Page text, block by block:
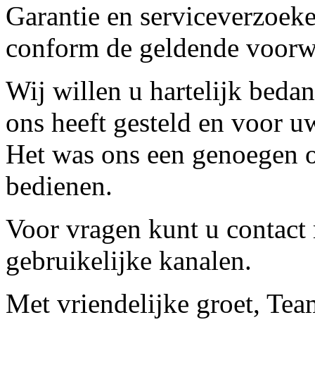
Garantie en
conform de geldende
Wij willen u hartelijk
ons heeft gesteld en voor
Het was ons een
bedienen.
Voor vragen kunt u contact
gebruikelijke kanalen.
Met vriendelijke groet,